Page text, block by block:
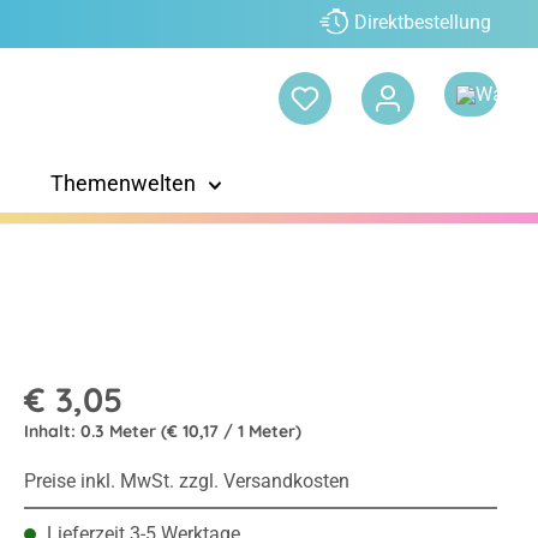
Direktbestellung
Themenwelten
€ 3,05
Inhalt: 0.3 Meter (€ 10,17 / 1 Meter)
Preise inkl. MwSt. zzgl. Versandkosten